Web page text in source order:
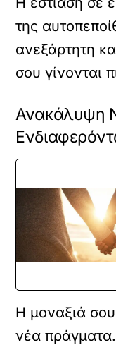
της
ανεξάρτητη
σου γίνονται
Ανακάλυψη
Η μοναξιά
νέα